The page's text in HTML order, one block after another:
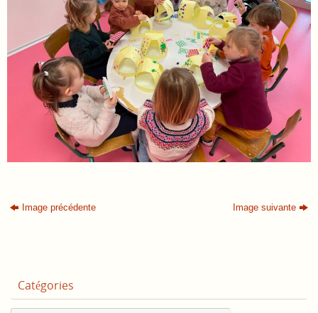
Image précédente Image suivante
Catégories